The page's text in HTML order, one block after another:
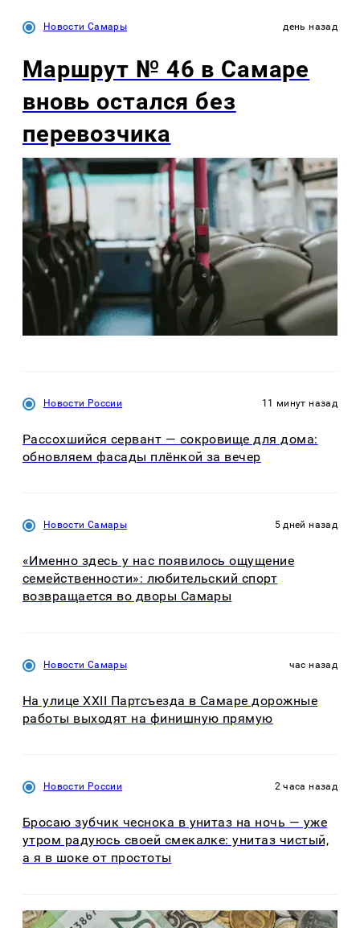
Новости Самары день назад
Маршрут № 46 в Самаре
вновь остался без
перевозчика
Новости России 11 минут назад
Рассохшийся сервант — сокровище для дома:
обновляем фасады плёнкой за вечер
Новости Самары 5 дней назад
«Именно здесь у нас появилось ощущение
семейственности»: любительский спорт
возвращается во дворы Самары
Новости Самары час назад
На улице XXII Партсъезда в Самаре дорожные
работы выходят на финишную прямую
Новости России 2 часа назад
Бросаю зубчик чеснока в унитаз на ночь — уже
утром радуюсь своей смекалке: унитаз чистый,
а я в шоке от простоты